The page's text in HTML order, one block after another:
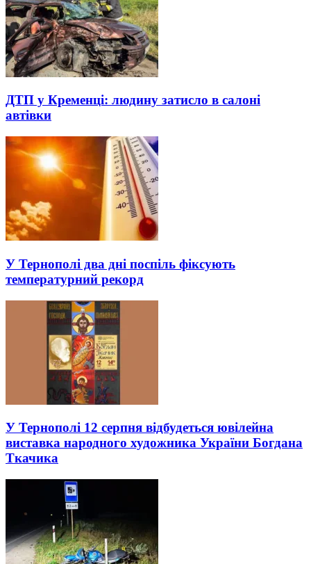
ДТП у Кременці: людину затисло в салоні
автівки
У Тернополі два дні поспіль фіксують
температурний рекорд
У Тернополі 12 серпня відбудеться ювілейна
виставка народного художника України Богдана
Ткачика